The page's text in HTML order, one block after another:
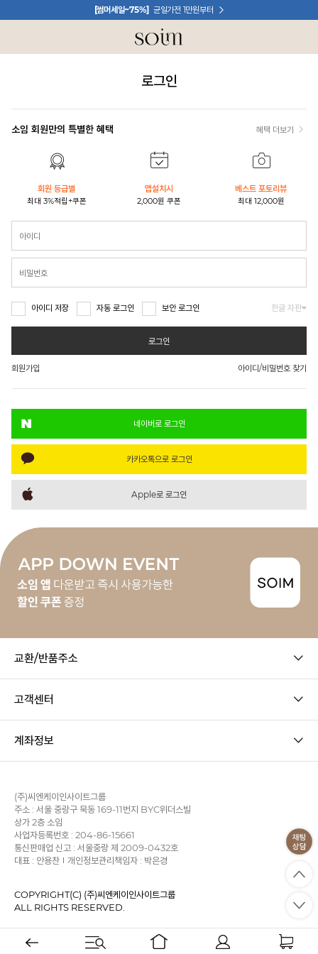
[썸머세일~75%] 균일가전 1만원부터
로그인
소임 회원만의 특별한 혜택 혜택 더보기
회원 등급별
최대 3%적립+쿠폰
앱설치시
2,000원 쿠폰
베스트 포토리뷰
최대 12,000원
아이디 저장 자동 로그인 보안 로그인 한글 자판
로그인
회원가입 아이디/비밀번호 찾기
네이버로 로그인
카카오톡으로 로그인
Apple로 로그인
교환/반품주소
고객센터
계좌정보
(주)씨엔케이인사이트그룹
주소 : 서울 중랑구 묵동 169-11번지 BYC위더스빌
상가 2층 소임
사업자등록번호 : 204-86-15661
통신판매업 신고 : 서울중랑 제 2009-0432호
대표 : 안용찬
개인정보관리책임자 : 박은경
COPYRIGHT(C) (주)씨엔케이인사이트그룹
ALL RIGHTS RESERVED.
사업자정보확인 이용약관 개인정보처리방침 KB에스크로 PC 버전